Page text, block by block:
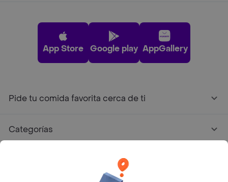
App Store Google play AppGallery
Pide tu comida favorita cerca de ti
Categorías